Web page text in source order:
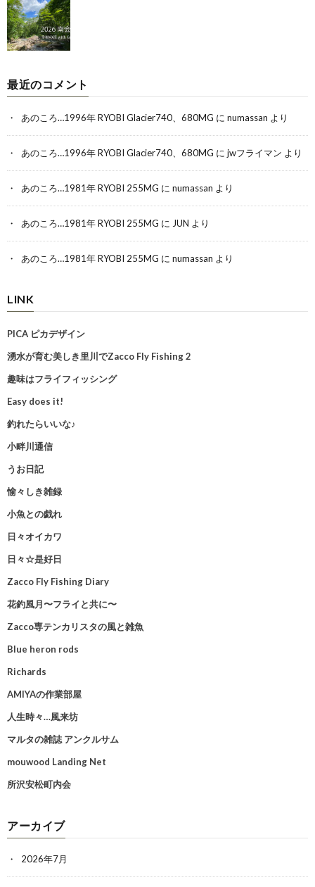
最近のコメント
あのころ…1996年 RYOBI Glacier740、680MG に numassan より
あのころ…1996年 RYOBI Glacier740、680MG に jwフライマン より
あのころ…1981年 RYOBI 255MG に numassan より
あのころ…1981年 RYOBI 255MG に JUN より
あのころ…1981年 RYOBI 255MG に numassan より
LINK
PICA ピカデザイン
湧水が育む美しき里川でZacco Fly Fishing 2
趣味はフライフィッシング
Easy does it!
釣れたらいいな♪
小畔川通信
うお日記
愉々しき雑録
小魚との戯れ
日々オイカワ
日々☆是好日
Zacco Fly Fishing Diary
花釣風月〜フライと共に〜
Zacco専テンカリスタの風と雑魚
Blue heron rods
Richards
AMIYAの作業部屋
人生時々…風来坊
マルタの雑誌 アンクルサム
mouwood Landing Net
所沢安松町内会
アーカイブ
2026年7月